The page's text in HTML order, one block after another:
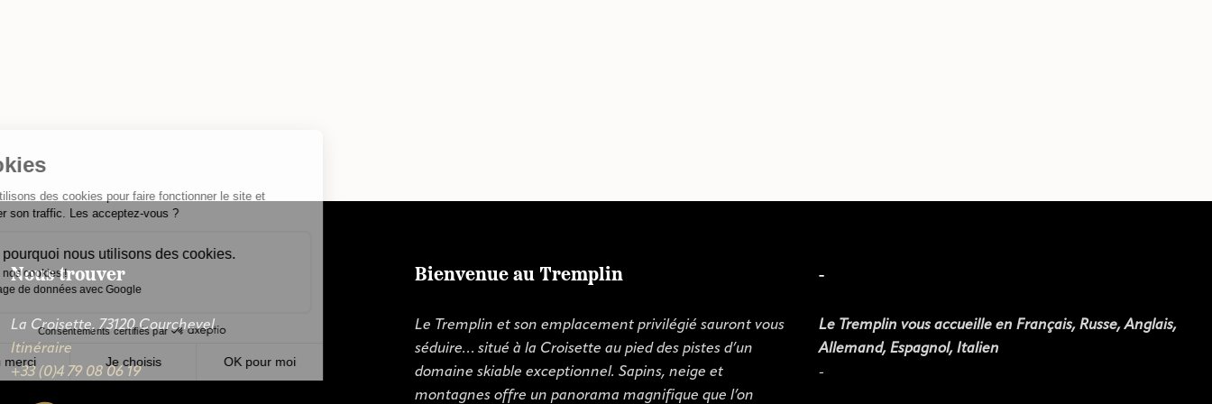
Cookies
Nous utilisons des cookies pour faire fonctionner le site et
analyser son traffic. Les acceptez-vous ?
Voici pourquoi nous utilisons des cookies.
Voici nos cookies !
Partage de données avec Google
Consentements certifiés par
Non merci Je choisis
Plateforme de Gestion du Consentement : Personnalisez vos Options
Nous trouver
La Croisette, 73120 Courchevel
Itinéraire
+33 (0)4 79 08 06 19
Bienvenue au Tremplin
Le Tremplin et son emplacement privilégié sauront vous
séduire… situé à la Croisette au pied des pistes d’un
domaine skiable exceptionnel. Sapins, neige et
montagnes offre un panorama magnifique que l’on
-
Le Tremplin vous accueille en Français, Russe, Anglais,
Allemand, Espagnol, Italien
-